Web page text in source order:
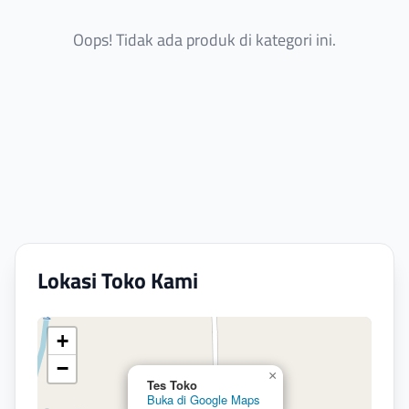
Oops! Tidak ada produk di kategori ini.
Lokasi Toko Kami
Tes Toko
Buka di Google Maps
×
+
−